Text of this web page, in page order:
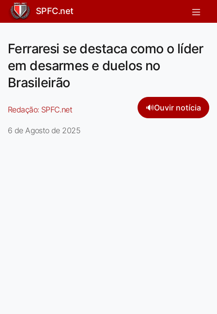
SPFC.net
Ferraresi se destaca como o líder
em desarmes e duelos no
Brasileirão
Redação: SPFC.net 🔊Ouvir notícia
6 de Agosto de 2025